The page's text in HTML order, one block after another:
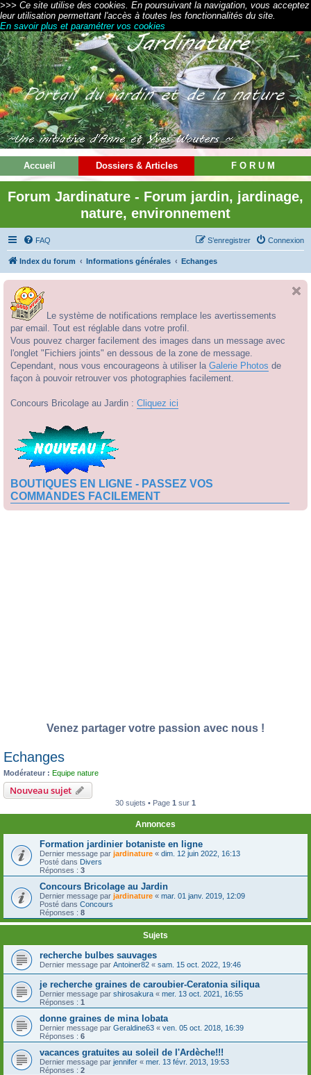
>>> Ce site utilise des cookies. En poursuivant la navigation, vous acceptez
leur utilisation permettant l'accès à toutes les fonctionnalités du site.
En savoir plus et paramétrer vos cookies
Accueil Dossiers & Articles F O R U M
Forum Jardinature - Forum jardin, jardinage,
nature, environnement
FAQ Connexion
S’enregistrer
Index du forum Informations générales Echanges
Le système de notifications remplace les avertissements
par email. Tout est réglable dans votre profil.
Vous pouvez charger facilement des images dans un message avec
l'onglet "Fichiers joints" en dessous de la zone de message.
Cependant, nous vous encourageons à utiliser la Galerie Photos de
façon à pouvoir retrouver vos photographies facilement.
Concours Bricolage au Jardin : Cliquez ici
BOUTIQUES EN LIGNE - PASSEZ VOS
COMMANDES FACILEMENT
Venez partager votre passion avec nous !
Echanges
Modérateur : Equipe nature
Nouveau sujet
30 sujets • Page 1 sur 1
Annonces
Formation jardinier botaniste en ligne
Dernier message par jardinature « dim. 12 juin 2022, 16:13
Posté dans Divers
Réponses : 3
Concours Bricolage au Jardin
Dernier message par jardinature « mar. 01 janv. 2019, 12:09
Posté dans Concours
Réponses : 8
Sujets
recherche bulbes sauvages
Dernier message par Antoiner82 « sam. 15 oct. 2022, 19:46
je recherche graines de caroubier-Ceratonia siliqua
Dernier message par shirosakura « mer. 13 oct. 2021, 16:55
Réponses : 1
donne graines de mina lobata
Dernier message par Geraldine63 « ven. 05 oct. 2018, 16:39
Réponses : 6
vacances gratuites au soleil de l'Ardèche!!!
Dernier message par jennifer « mer. 13 févr. 2013, 19:53
Réponses : 2